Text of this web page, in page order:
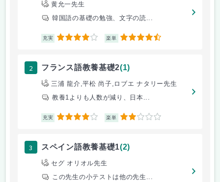
黄允一先生
韓国語の基礎の勉強、文字の読...
充実 4 楽単 4.5
2 フランス語教養基礎2(1)
三浦 龍介,平松 尚子,ロブエ ナタリー先生
教養1よりも人数が減り、日本...
充実 4 楽単 2
3 スペイン語教養基礎1(2)
セグ オリオル先生
この先生の小テストは他の先生...